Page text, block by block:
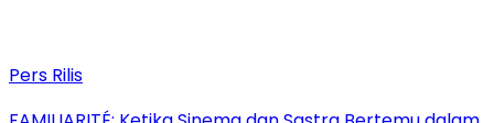
Pers Rilis